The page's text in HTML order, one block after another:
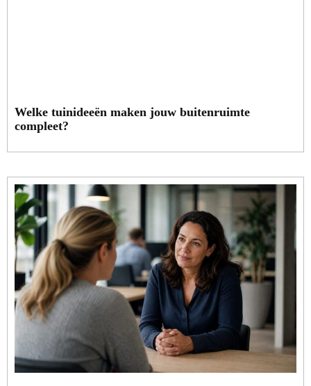
Welke tuinideeën maken jouw buitenruimte
compleet?